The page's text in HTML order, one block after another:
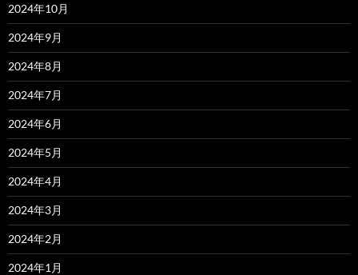
2024年10月
2024年9月
2024年8月
2024年7月
2024年6月
2024年5月
2024年4月
2024年3月
2024年2月
2024年1月